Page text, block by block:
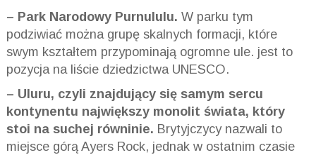
– Park Narodowy Purnululu. W parku tym
podziwiać można grupę skalnych formacji, które
swym kształtem przypominają ogromne ule. jest to
pozycja na liście dziedzictwa UNESCO.
– Uluru, czyli znajdujący się samym sercu
kontynentu największy monolit świata, który
stoi na suchej równinie. Brytyjczycy nazwali to
miejsce górą Ayers Rock, jednak w ostatnim czasie